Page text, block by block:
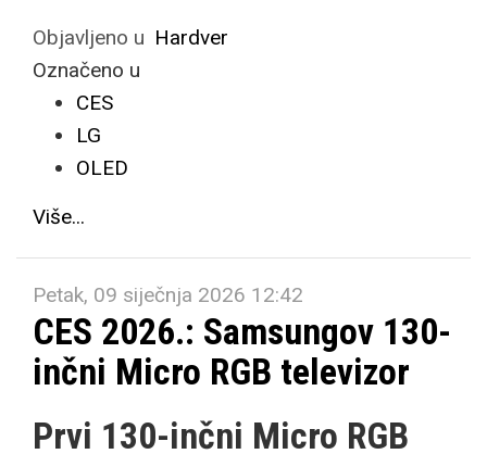
Objavljeno u Hardver
Označeno u
CES
LG
OLED
Više...
Petak, 09 siječnja 2026 12:42
CES 2026.: Samsungov 130-
inčni Micro RGB televizor
Prvi 130-inčni Micro RGB